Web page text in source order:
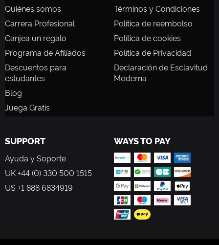
Quiénes somos
Carrera Profesional
Canjea un regalo
Programa de Afiliados
Descuentos para
estudantes
Blog
Juega Gratis
Términos y Condiciones
Política de reembolso
Política de cookies
Política de Privacidad
Declaración de Esclavitud
Moderna
SUPPORT
Ayuda y Soporte
UK +44 (0) 330 500 1515
US +1 888 6834919
WAYS TO PAY